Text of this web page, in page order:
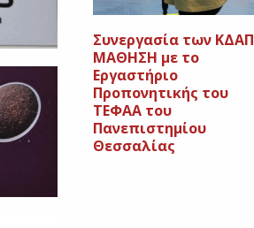
Συνεργασία των ΚΔΑΠ
ΜΑΘΗΣΗ με το
Εργαστήριο
Προπονητικής του
ΤΕΦΑΑ του
Πανεπιστημίου
Θεσσαλίας